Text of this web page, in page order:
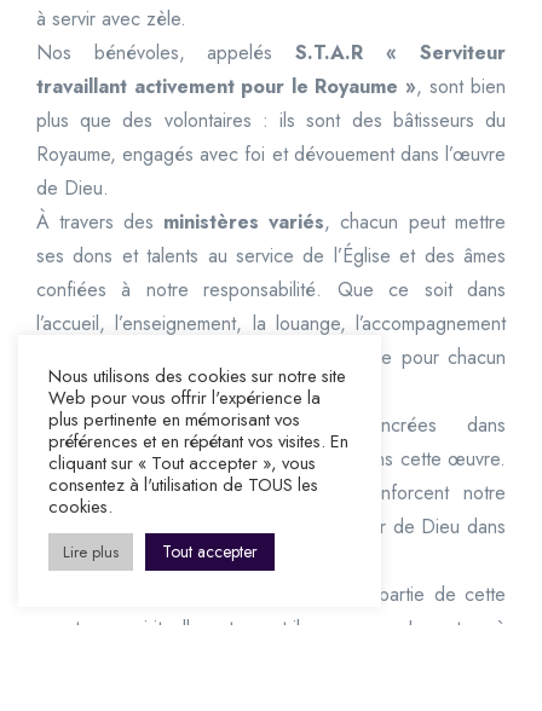
à servir avec zèle.
Nos bénévoles, appelés S.T.A.R « Serviteur
travaillant activement pour le Royaume », sont bien
plus que des volontaires : ils sont des bâtisseurs du
Royaume, engagés avec foi et dévouement dans l’œuvre
de Dieu.
À travers des ministères variés, chacun peut mettre
ses dons et talents au service de l’Église et des âmes
confiées à notre responsabilité. Que ce soit dans
l’accueil, l’enseignement, la louange, l’accompagnement
ou les actions solidaires, il y a une place pour chacun
dans cette grande mission.
Nosvaleurs fondamentales
, ancrées dans
l’acronymeC.H.R.I.S.T, nous guident dans cette œuvre.
Elles façonnent notre engagement, renforcent notre
unité et nous inspirent à manifester l’amour de Dieu dans
tout ce que nous faisons.
Découvrez comment vous pouvez faire partie de cette
aventure spirituelle et contribuer avec Impact à
Nous utilisons des cookies sur notre site
Web pour vous offrir l'expérience la
plus pertinente en mémorisant vos
préférences et en répétant vos visites. En
cliquant sur « Tout accepter », vous
consentez à l'utilisation de TOUS les
cookies.
Lire plus Tout accepter